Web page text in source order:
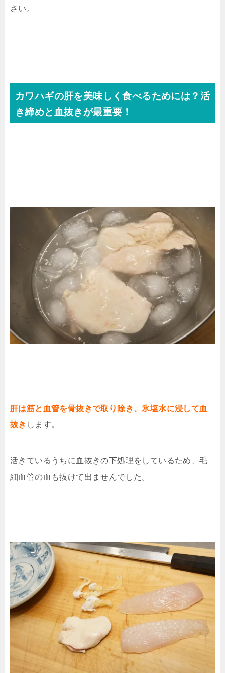
さい。
カワハギの肝を美味しく食べるためには？活
き締めと血抜きが最重要！
肝は筋と血管を骨抜きで取り除き、氷塩水に浸して血
抜き します。
活きているうちに血抜きの下処理をしているため、毛
細血管の血も抜けて出ませんでした。